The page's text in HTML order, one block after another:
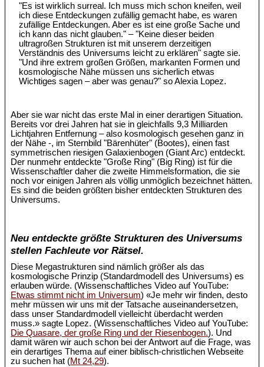
"Es ist wirklich surreal. Ich muss mich schon kneifen, weil
ich diese Entdeckungen zufällig gemacht habe, es waren
zufällige Entdeckungen. Aber es ist eine große Sache und
ich kann das nicht glauben." – "Keine dieser beiden
ultragroßen Strukturen ist mit unserem derzeitigen
Verständnis des Universums leicht zu erklären" sagte sie.
"Und ihre extrem großen Größen, markanten Formen und
kosmologische Nähe müssen uns sicherlich etwas
Wichtiges sagen – aber was genau?" so Alexia Lopez.
Aber sie war nicht das erste Mal in einer derartigen Situation.
Bereits vor drei Jahren hat sie in gleichfalls 9,3 Milliarden
Lichtjahren Entfernung – also kosmologisch gesehen ganz in
der Nähe -, im Sternbild "Bärenhüter" (Bootes), einen fast
symmetrischen riesigen Galaxienbogen (Giant Arc) entdeckt.
Der nunmehr entdeckte "Große Ring" (Big Ring) ist für die
Wissenschaftler daher die zweite Himmelsformation, die sie
noch vor einigen Jahren als völlig unmöglich bezeichnet hätten.
Es sind die beiden größten bisher entdeckten Strukturen des
Universums.
Neu entdeckte größte Strukturen des Universums
stellen Fachleute vor Rätsel.
Diese Megastrukturen sind nämlich größer als das
kosmologische Prinzip (Standardmodell des Universums) es
erlauben würde. (Wissenschaftliches Video auf YouTube:
Etwas stimmt nicht im Universum) «Je mehr wir finden, desto
mehr müssen wir uns mit der Tatsache auseinandersetzen,
dass unser Standardmodell vielleicht überdacht werden
muss.» sagte Lopez. (Wissenschaftliches Video auf YouTube:
Die Quasare, der große Ring und der Riesenbogen.). Und
damit wären wir auch schon bei der Antwort auf die Frage, was
ein derartiges Thema auf einer biblisch-christlichen Webseite
zu suchen hat (Mt 24,29).